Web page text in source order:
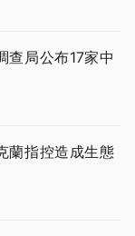
查局公布17家中
蘭指控造成生態